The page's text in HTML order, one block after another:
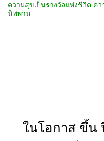
ความสุขเป็นรางวัลแห่งชีวิต คว
นิพพาน
ในโอกาส ขึ้น